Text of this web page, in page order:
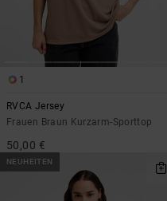
1
RVCA Jersey
Frauen Braun Kurzarm-Sporttop
50,00 €
NEUHEITEN